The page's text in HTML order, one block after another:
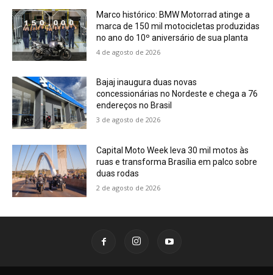
Marco histórico: BMW Motorrad atinge a
marca de 150 mil motocicletas produzidas
no ano do 10º aniversário de sua planta
4 de agosto de 2026
Bajaj inaugura duas novas
concessionárias no Nordeste e chega a 76
endereços no Brasil
3 de agosto de 2026
Capital Moto Week leva 30 mil motos às
ruas e transforma Brasília em palco sobre
duas rodas
2 de agosto de 2026